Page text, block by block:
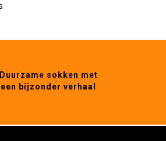
Duurzame sokken met
een bijzonder verhaal